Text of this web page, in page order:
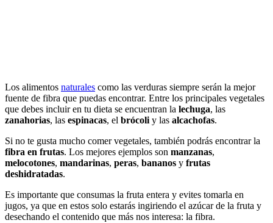
Los alimentos naturales como las verduras siempre serán la mejor
fuente de fibra que puedas encontrar. Entre los principales vegetales
que debes incluir en tu dieta se encuentran la lechuga, las
zanahorias, las espinacas, el brócoli y las alcachofas.
Si no te gusta mucho comer vegetales, también podrás encontrar la
fibra en frutas. Los mejores ejemplos son manzanas,
melocotones, mandarinas, peras, bananos y frutas
deshidratadas.
Es importante que consumas la fruta entera y evites tomarla en
jugos, ya que en estos solo estarás ingiriendo el azúcar de la fruta y
desechando el contenido que más nos interesa: la fibra.